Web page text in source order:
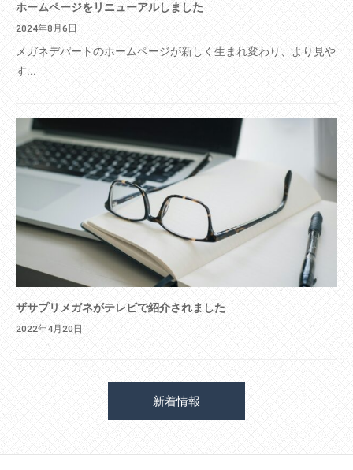
ホームページをリニューアルしました
2024年8月6日
メガネデパートのホームページが新しく生まれ変わり、より見や
す...
ザサプリメガネがテレビで紹介されました
2022年4月20日
新着情報